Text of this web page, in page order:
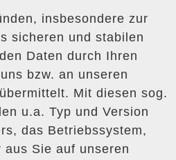
insbesondere zur
sicheren und stabilen
Daten durch Ihren
bzw. an unseren
Mit diesen sog.
u.a. Typ und Version
das Betriebssystem,
Sie auf unseren